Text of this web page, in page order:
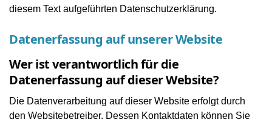
diesem Text aufgeführten Datenschutzerklärung.
Datenerfassung auf unserer Website
Wer ist verantwortlich für die
Datenerfassung auf dieser Website?
Die Datenverarbeitung auf dieser Website erfolgt durch
den Websitebetreiber. Dessen Kontaktdaten können Sie